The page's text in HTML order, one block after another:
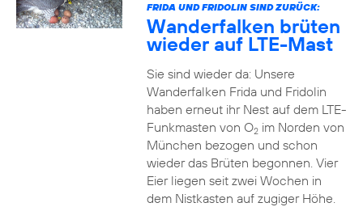
FRIDA UND FRIDOLIN SIND ZURÜCK:
Wanderfalken brüten
wieder auf LTE-Mast
Sie sind wieder da: Unsere
Wanderfalken Frida und Fridolin
haben erneut ihr Nest auf dem LTE-
Funkmasten von O2im Norden von
München bezogen und schon
wieder das Brüten begonnen. Vier
Eier liegen seit zwei Wochen in
dem Nistkasten auf zugiger Höhe.